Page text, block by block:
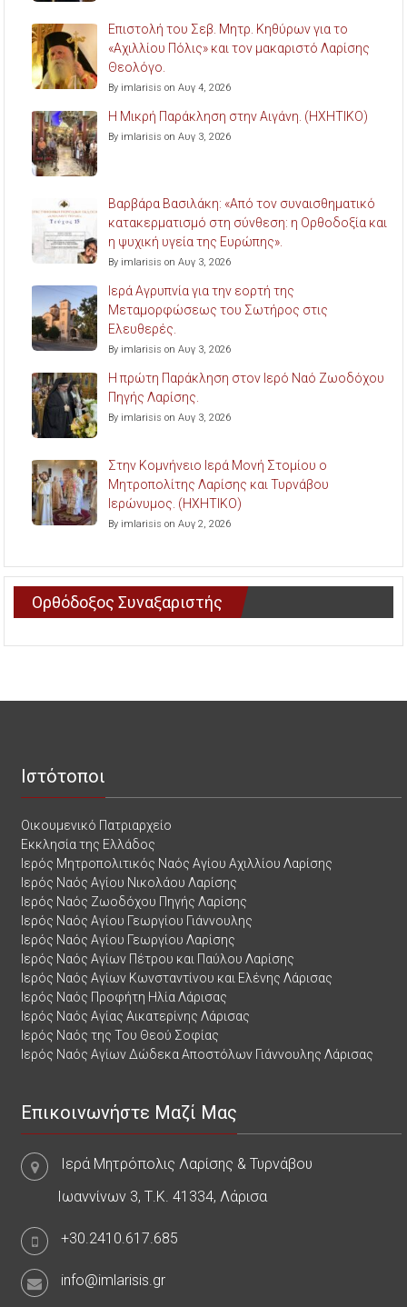
Επιστολή του Σεβ. Μητρ. Κηθύρων για το
«Αχιλλίου Πόλις» και τον μακαριστό Λαρίσης
Θεολόγο.
By imlarisis on Αυγ 4, 2026
Η Μικρή Παράκληση στην Αιγάνη. (ΗΧΗΤΙΚΟ)
By imlarisis on Αυγ 3, 2026
Βαρβάρα Βασιλάκη: «Από τον συναισθηματικό
κατακερματισμό στη σύνθεση: η Ορθοδοξία και
η ψυχική υγεία της Ευρώπης».
By imlarisis on Αυγ 3, 2026
Ιερά Αγρυπνία για την εορτή της
Μεταμορφώσεως του Σωτήρος στις
Ελευθερές.
By imlarisis on Αυγ 3, 2026
Η πρώτη Παράκληση στον Ιερό Ναό Ζωοδόχου
Πηγής Λαρίσης.
By imlarisis on Αυγ 3, 2026
Στην Κομνήνειο Ιερά Μονή Στομίου ο
Μητροπολίτης Λαρίσης και Τυρνάβου
Ιερώνυμος. (ΗΧΗΤΙΚΟ)
By imlarisis on Αυγ 2, 2026
Ορθόδοξος Συναξαριστής
Ιστότοποι
Οικουμενικό Πατριαρχείο
Εκκλησία της Ελλάδος
Ιερός Μητροπολιτικός Ναός Αγίου Αχιλλίου Λαρίσης
Ιερός Ναός Αγίου Νικολάου Λαρίσης
Ιερός Ναός Ζωοδόχου Πηγής Λαρίσης
Ιερός Ναός Αγίου Γεωργίου Γιάννουλης
Ιερός Ναός Αγίου Γεωργίου Λαρίσης
Ιερός Ναός Αγίων Πέτρου και Παύλου Λαρίσης
Ιερός Ναός Αγίων Κωνσταντίνου και Ελένης Λάρισας
Ιερός Ναός Προφήτη Ηλία Λάρισας
Ιερός Ναός Αγίας Αικατερίνης Λάρισας
Ιερός Ναός της Του Θεού Σοφίας
Ιερός Ναός Αγίων Δώδεκα Αποστόλων Γιάννουλης Λάρισας
Επικοινωνήστε Μαζί Μας
Ιερά Μητρόπολις Λαρίσης & Τυρνάβου
Ιωαννίνων 3, Τ.Κ. 41334, Λάρισα
+30.2410.617.685
info@imlarisis.gr